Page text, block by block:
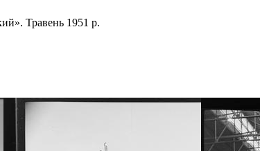
Травень 1951 р.